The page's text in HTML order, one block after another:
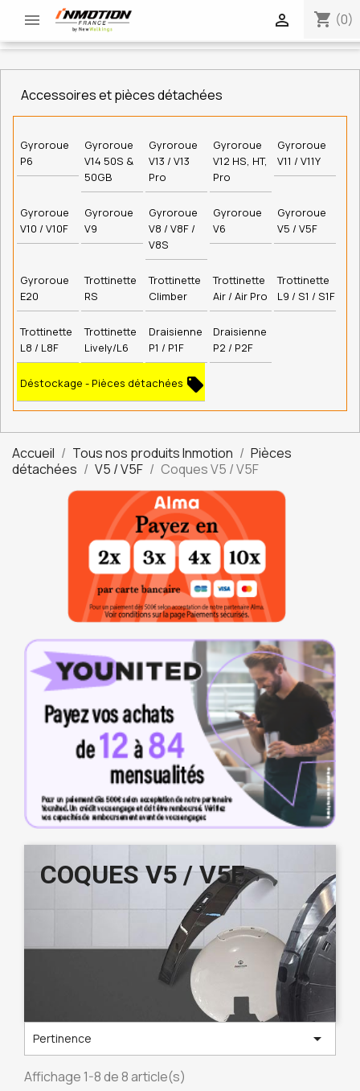
 shopping_cart (0)

Accessoires et pièces détachées
Gyroroue
P6
Gyroroue
V14 50S &
50GB
Gyroroue
V13 / V13
Pro
Gyroroue
V12 HS, HT,
Pro
Gyroroue
V11 / V11Y
Gyroroue
V10 / V10F
Gyroroue
V9
Gyroroue
V8 / V8F /
V8S
Gyroroue
V6
Gyroroue
V5 / V5F
Gyroroue
E20
Trottinette
RS
Trottinette
Climber
Trottinette
Air / Air Pro
Trottinette
L9 / S1 / S1F
Trottinette
L8 / L8F
Trottinette
Lively/L6
Draisienne
P1 / P1F
Draisienne
P2 / P2F
Déstockage - Pièces détachées local_offer
Accueil Tous nos produits Inmotion
Pièces
détachées
V5 / V5F Coques V5 / V5F
COQUES V5 / V5F
Pertinence 
Affichage 1-8 de 8 article(s)